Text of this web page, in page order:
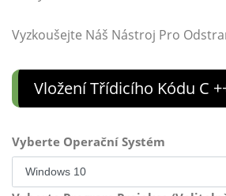
Vyzkoušejte Náš Nástroj Pro
Vložení Třídicího Kódu C
Vyberte Operační Systém